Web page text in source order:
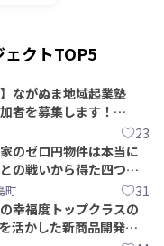
ェクトTOP5
ながぬま地域起業塾
者を募集します！
23
のゼロ円物件は本当に
の戦いから得た四つの
町 31
幸福度トップクラスの
活かした新商品開発＆